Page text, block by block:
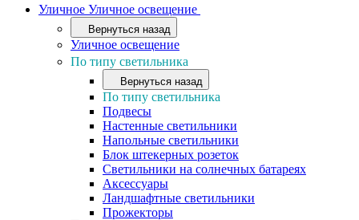
Уличное Уличное освещение
Вернуться назад
Уличное освещение
По типу светильника
Вернуться назад
По типу светильника
Подвесы
Настенные светильники
Напольные светильники
Блок штекерных розеток
Светильники на солнечных батареях
Аксессуары
Ландшафтные светильники
Прожекторы